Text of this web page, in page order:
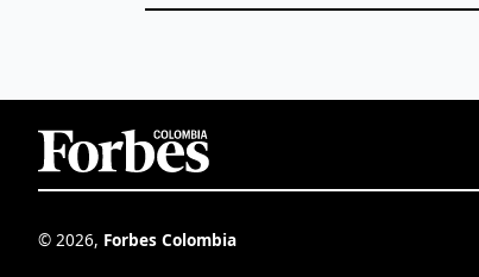
© 2026, Forbes Colombia